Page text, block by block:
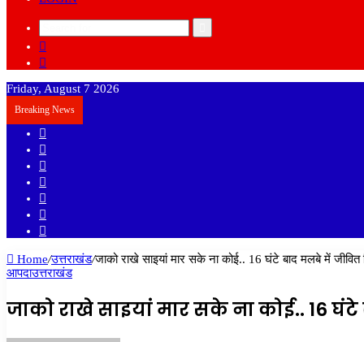
Search
Article
Friday, August 7 2026
Breaking News
Home/उत्तराखंड/जाको राखे साइयां मार सके ना कोई.. 16 घंटे बाद मलबे में
आपदाउत्तराखंड
जाको राखे साइयां मार सके ना कोई.. 16